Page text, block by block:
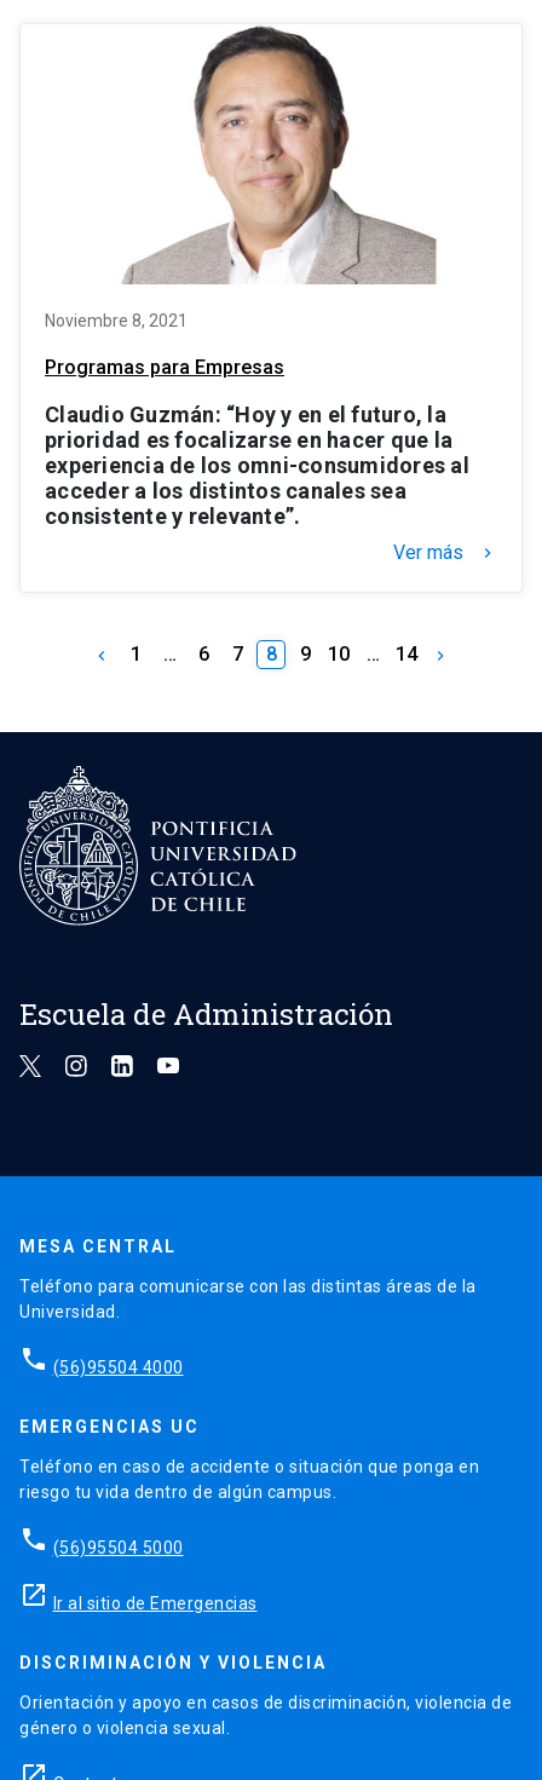
Noviembre 8, 2021
Programas para Empresas
Claudio Guzmán: “Hoy y en el futuro, la
prioridad es focalizarse en hacer que la
experiencia de los omni-consumidores al
acceder a los distintos canales sea
consistente y relevante”.
Ver más keyboard_arrow_right
keyboard_arrow_left 1 … 6 7 8 9 10 … 14 keyboard_arrow_right
Escuela de Administración
MESA CENTRAL
Teléfono para comunicarse con las distintas áreas de la
Universidad.
phone (56)95504 4000
EMERGENCIAS UC
Teléfono en caso de accidente o situación que ponga en
riesgo tu vida dentro de algún campus.
phone (56)95504 5000
launch Ir al sitio de Emergencias
DISCRIMINACIÓN Y VIOLENCIA
Orientación y apoyo en casos de discriminación, violencia de
género o violencia sexual.